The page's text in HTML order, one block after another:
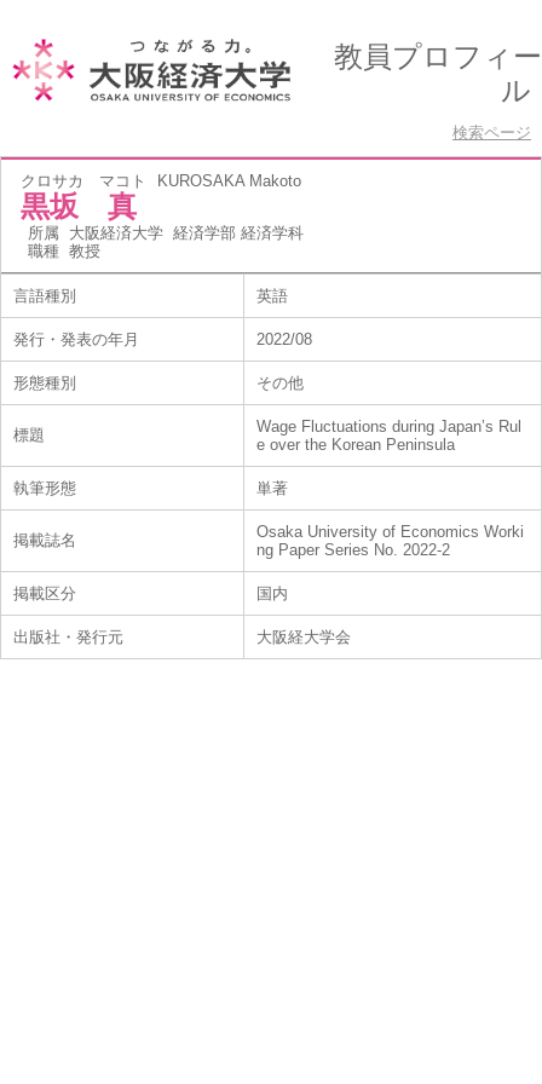
教員プロフィー
ル
検索ページ
クロサカ マコト KUROSAKA Makoto
黒坂 真
所属 大阪経済大学 経済学部 経済学科
職種 教授
言語種別 英語
発行・発表の年月 2022/08
形態種別 その他
標題
Wage Fluctuations during Japan’s Rul
e over the Korean Peninsula
執筆形態 単著
掲載誌名
Osaka University of Economics Worki
ng Paper Series No. 2022-2
掲載区分 国内
出版社・発行元 大阪経大学会